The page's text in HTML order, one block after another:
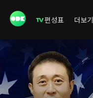
편성표 더보기